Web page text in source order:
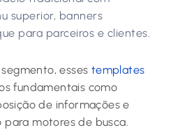
superior, banners
para parceiros e clientes.
esses templates
fundamentais como
de informações e
motores de busca.